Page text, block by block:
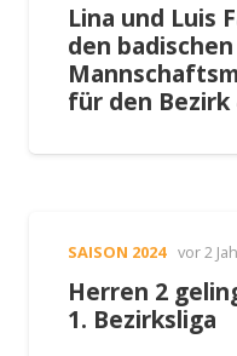
Lina und Luis
den badischen
für den Bezirk
SAISON 2024 vor 2
Herren 2
1. Bezirksliga